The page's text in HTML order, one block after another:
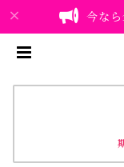
今な